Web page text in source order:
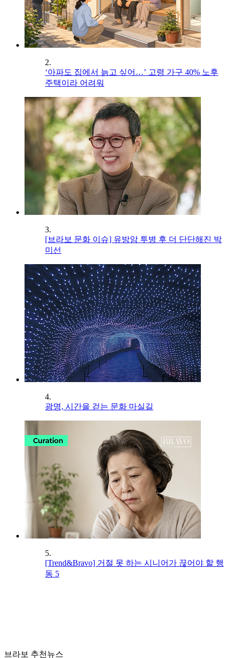
2.
‘아파도 집에서 늙고 싶어…’ 고령 가구 40% 노후
주택이라 어려워
3.
[브라보 문화 이슈] 유방암 투병 후 더 단단해진 박
미선
4.
광명, 시간을 걷는 문화 마실길
5.
[Trend&Bravo] 거절 못 하는 시니어가 끊어야 할 행
동 5
브라보 추천뉴스